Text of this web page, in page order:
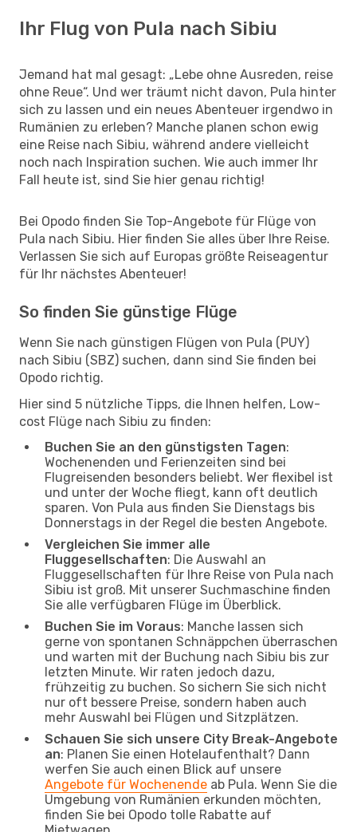
Ihr Flug von Pula nach Sibiu
Jemand hat mal gesagt: „Lebe ohne Ausreden, reise
ohne Reue“. Und wer träumt nicht davon, Pula hinter
sich zu lassen und ein neues Abenteuer irgendwo in
Rumänien zu erleben? Manche planen schon ewig
eine Reise nach Sibiu, während andere vielleicht
noch nach Inspiration suchen. Wie auch immer Ihr
Fall heute ist, sind Sie hier genau richtig!
Bei Opodo finden Sie Top-Angebote für Flüge von
Pula nach Sibiu. Hier finden Sie alles über Ihre Reise.
Verlassen Sie sich auf Europas größte Reiseagentur
für Ihr nächstes Abenteuer!
So finden Sie günstige Flüge
Wenn Sie nach günstigen Flügen von Pula (PUY)
nach Sibiu (SBZ) suchen, dann sind Sie finden bei
Opodo richtig.
Hier sind 5 nützliche Tipps, die Ihnen helfen, Low-
cost Flüge nach Sibiu zu finden:
Buchen Sie an den günstigsten Tagen:
Wochenenden und Ferienzeiten sind bei
Flugreisenden besonders beliebt. Wer flexibel ist
und unter der Woche fliegt, kann oft deutlich
sparen. Von Pula aus finden Sie Dienstags bis
Donnerstags in der Regel die besten Angebote.
Vergleichen Sie immer alle
Fluggesellschaften: Die Auswahl an
Fluggesellschaften für Ihre Reise von Pula nach
Sibiu ist groß. Mit unserer Suchmaschine finden
Sie alle verfügbaren Flüge im Überblick.
Buchen Sie im Voraus: Manche lassen sich
gerne von spontanen Schnäppchen überraschen
und warten mit der Buchung nach Sibiu bis zur
letzten Minute. Wir raten jedoch dazu,
frühzeitig zu buchen. So sichern Sie sich nicht
nur oft bessere Preise, sondern haben auch
mehr Auswahl bei Flügen und Sitzplätzen.
Schauen Sie sich unsere City Break-Angebote
an: Planen Sie einen Hotelaufenthalt? Dann
werfen Sie auch einen Blick auf unsere
Angebote für Wochenende ab Pula. Wenn Sie die
Umgebung von Rumänien erkunden möchten,
finden Sie bei Opodo tolle Rabatte auf